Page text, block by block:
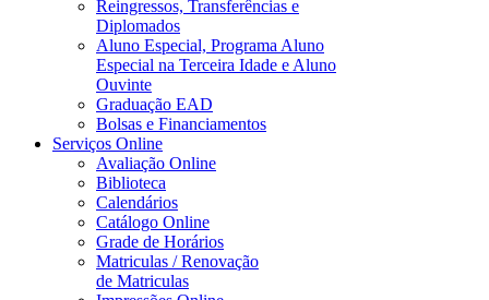
Reingressos, Transferências e
Diplomados
Aluno Especial, Programa Aluno
Especial na Terceira Idade e Aluno
Ouvinte
Graduação EAD
Bolsas e Financiamentos
Serviços Online
Avaliação Online
Biblioteca
Calendários
Catálogo Online
Grade de Horários
Matriculas / Renovação
de Matriculas